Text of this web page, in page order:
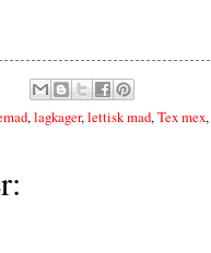
,lagkager,lettisk mad,Tex mex,